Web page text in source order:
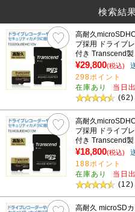
検索結
高耐久
プ採用 ドライブ
付き Transcend製
¥29,800(税込)
298ポイント
在庫あり
当日
(62)
高耐久
プ採用 ドライブ
付き Transcend製
¥18,800(税込)
188ポイント
在庫あり
当日
(12)
高耐久 microSD